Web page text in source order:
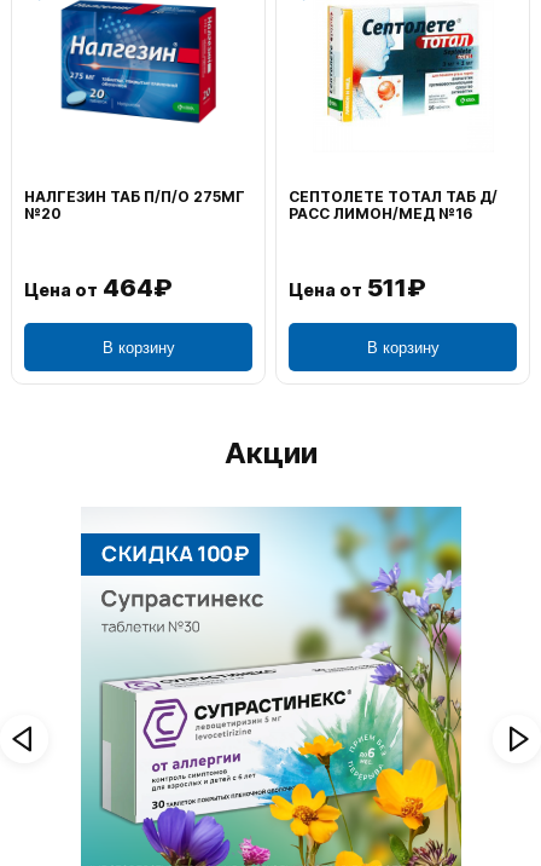
НАЛГЕЗИН ТАБ П/П/О 275МГ
№20
Цена от 464₽
В корзину
СЕПТОЛЕТЕ ТОТАЛ ТАБ Д/
РАСС ЛИМОН/МЕД №16
Цена от 511₽
В корзину
Акции